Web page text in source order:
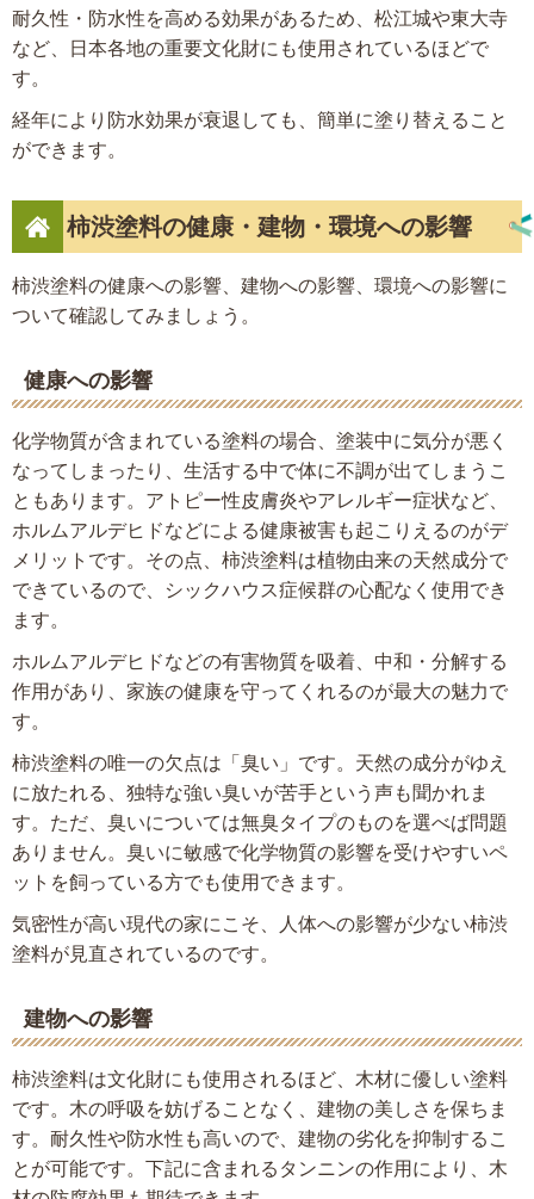
耐久性・防水性を高める効果があるため、松江城や東大寺
など、日本各地の重要文化財にも使用されているほどで
す。
経年により防水効果が衰退しても、簡単に塗り替えること
ができます。
柿渋塗料の健康・建物・環境への影響
柿渋塗料の健康への影響、建物への影響、環境への影響に
ついて確認してみましょう。
健康への影響
化学物質が含まれている塗料の場合、塗装中に気分が悪く
なってしまったり、生活する中で体に不調が出てしまうこ
ともあります。アトピー性皮膚炎やアレルギー症状など、
ホルムアルデヒドなどによる健康被害も起こりえるのがデ
メリットです。その点、柿渋塗料は植物由来の天然成分で
できているので、シックハウス症候群の心配なく使用でき
ます。
ホルムアルデヒドなどの有害物質を吸着、中和・分解する
作用があり、家族の健康を守ってくれるのが最大の魅力で
す。
柿渋塗料の唯一の欠点は「臭い」です。天然の成分がゆえ
に放たれる、独特な強い臭いが苦手という声も聞かれま
す。ただ、臭いについては無臭タイプのものを選べば問題
ありません。臭いに敏感で化学物質の影響を受けやすいペ
ットを飼っている方でも使用できます。
気密性が高い現代の家にこそ、人体への影響が少ない柿渋
塗料が見直されているのです。
建物への影響
柿渋塗料は文化財にも使用されるほど、木材に優しい塗料
です。木の呼吸を妨げることなく、建物の美しさを保ちま
す。耐久性や防水性も高いので、建物の劣化を抑制するこ
とが可能です。下記に含まれるタンニンの作用により、木